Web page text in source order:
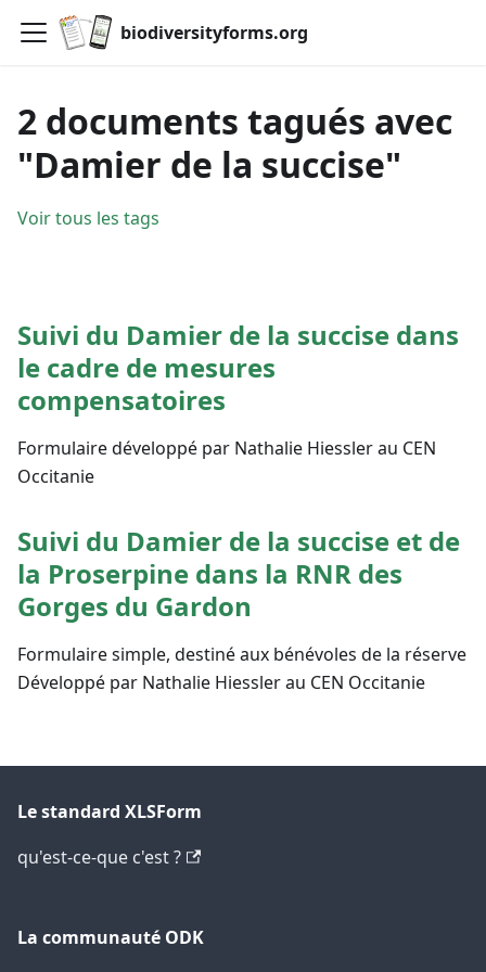
biodiversityforms.org
2 documents tagués avec
"Damier de la succise"
Voir tous les tags
Suivi du Damier de la succise dans
le cadre de mesures
compensatoires
Formulaire développé par Nathalie Hiessler au CEN
Occitanie
Suivi du Damier de la succise et de
la Proserpine dans la RNR des
Gorges du Gardon
Formulaire simple, destiné aux bénévoles de la réserve
Développé par Nathalie Hiessler au CEN Occitanie
Le standard XLSForm
qu'est-ce-que c'est ?
La communauté ODK